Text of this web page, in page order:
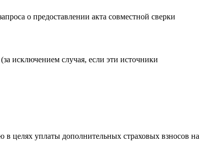
о предоставлении акта совместной сверки
исключением случая, если эти источники
целях уплаты дополнительных страховых взносов на